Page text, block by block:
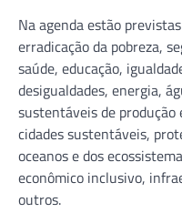
Na agenda estão
erradicação da pobreza,
saúde, educação,
desigualdades, energia,
sustentáveis de produção
cidades sustentáveis,
oceanos e dos
econômico inclusivo,
outros.